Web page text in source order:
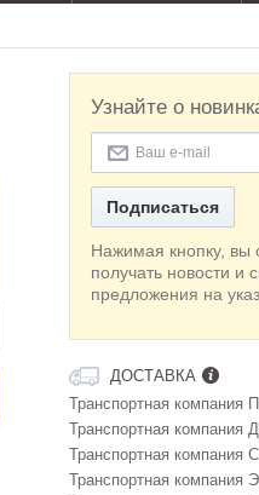
Узнайте о
Подписаться
Нажимая кнопку, вы
получать новости и
предложения на
ДОСТАВКА
Транспортная компания
Транспортная компания
Транспортная компания
Транспортная компания